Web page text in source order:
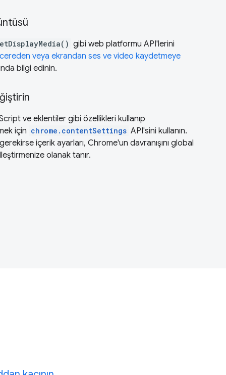
gibi web platformu API'lerini
veya ekrandan ses ve video kaydetmeye
bilgi edinin.
ve eklentiler gibi özellikleri kullanıp
için chrome.contentSettings API'sini kullanın.
içerik ayarları, Chrome'un davranışını global
olanak tanır.